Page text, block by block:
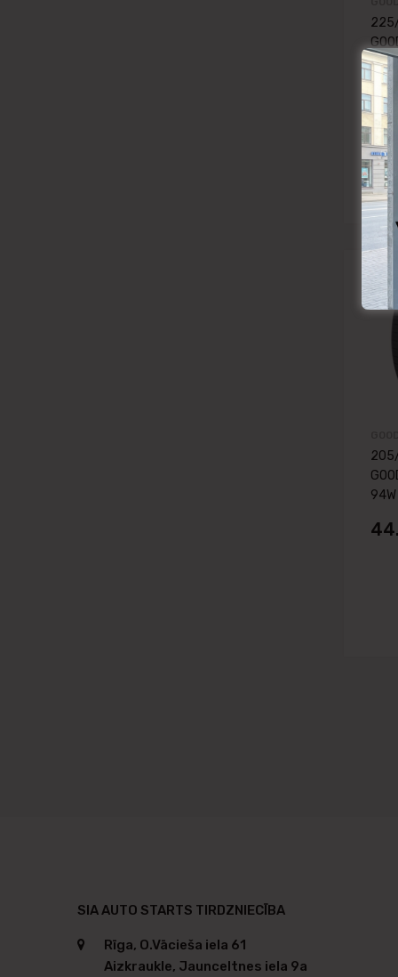
95W
94W
SIA AUTO STARTS TIRDZNIECĪBA
Rīga, O.Vācieša iela 61
Aizkraukle, Jaunceltnes iela 9a